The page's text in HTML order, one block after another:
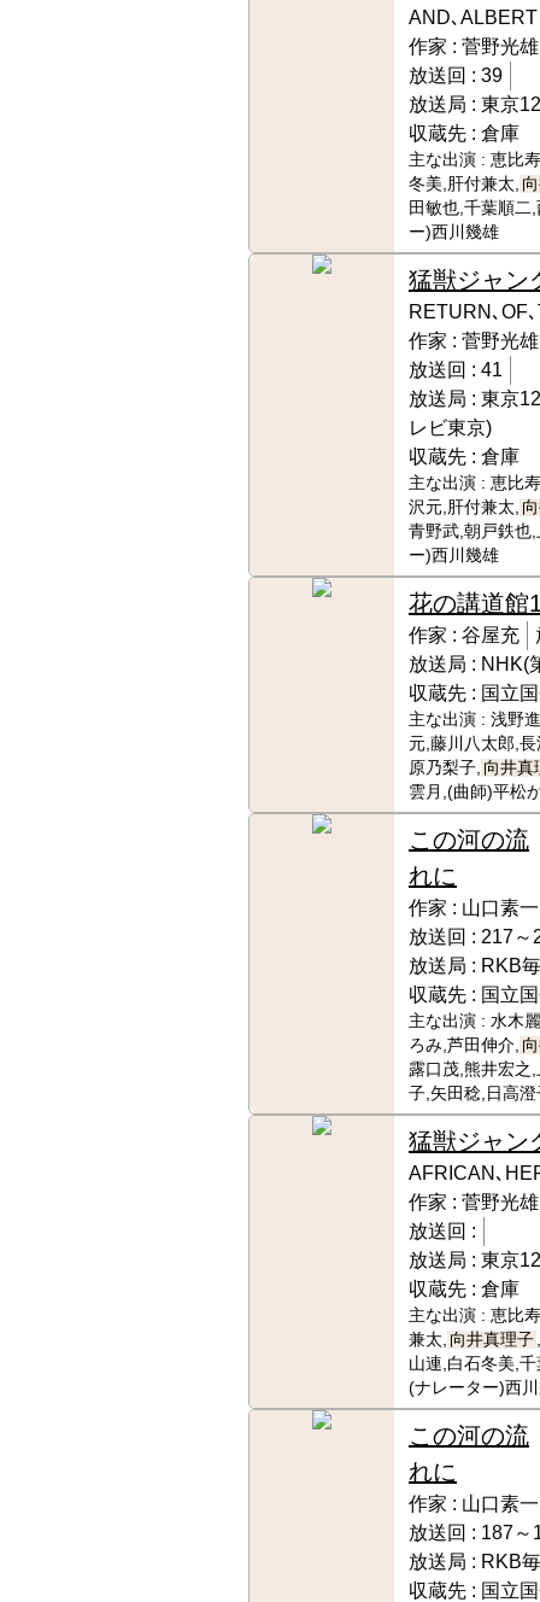
AND､ALBERT
作家 : 菅野光
放送回 : 39
放送局 : 東京
収蔵先 : 倉庫
主な出演 : 恵比
冬美,肝付兼太,
田敏也,千葉順二
ー)西川幾雄
猛獣ジャン
RETURN､OF
作家 : 菅野光
放送回 : 41
放送局 : 東京
レビ東京)
収蔵先 : 倉庫
主な出演 : 恵比
沢元,肝付兼太,
青野武,朝戸鉄也
ー)西川幾雄
花の講道館
作家 : 谷屋充
放送局 : NHK(
収蔵先 : 国立
主な出演 : 浅野
元,藤川八太郎,
原乃梨子, 向井真
雲月,(曲師)平松
この河の流
れに
作家 : 山口素一
放送回 : 217～
放送局 : RKB
収蔵先 : 国立
主な出演 : 水木
ろみ,芦田伸介,
露口茂,熊井宏之
子,矢田稔,日高澄
猛獣ジャン
AFRICAN､
作家 : 菅野光
放送回 :
放送局 : 東京
収蔵先 : 倉庫
主な出演 : 恵比
兼太, 向井真理子
山連,白石冬美,
(ナレーター)西
この河の流
れに
作家 : 山口素一
放送回 : 187～
放送局 : RKB
収蔵先 : 国立